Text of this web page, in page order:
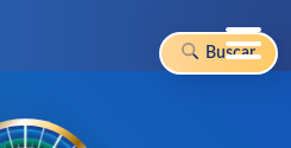
Buscar